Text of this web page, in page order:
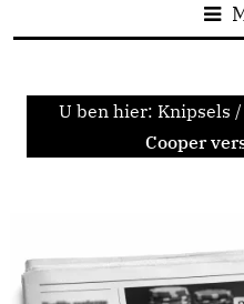
U ben hier: Knipsels /
Cooper